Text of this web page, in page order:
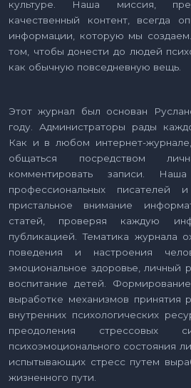
культуре. Наша миссия,
качественный контент, всегда
информации, которую мы
том, чтобы донести до людей
как обычную повседневную вещь.
Этот журнал был основан
году. Администраторы рады
Как и в любом интернет-
общаться посредством
комментировать записи.
профессиональных писателей
пристальное внимание
статей, проверяя каждую
публикацией. Тематика журнала
поведения и настроения
эмоциональное здоровье, личный
воспитание детей.
выработке механизмов принятия
внутренних психологических
преодоления стрессовых
психоэмоционального состояния
испытывающих стресс путем
жизненного пути.